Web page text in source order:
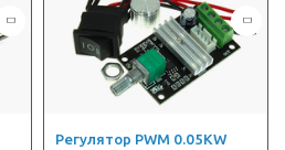
Регулятор PWM 0.05KW